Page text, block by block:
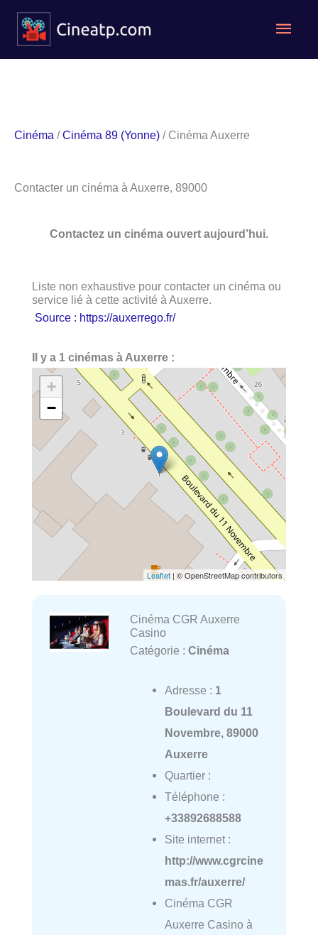
Aller
Cinéma /Cinéma 89 (Yonne) / Cinéma Auxerre
Contacter un cinéma à Auxerre, 89000
Contactez un cinéma ouvert aujourd’hui.
Liste non exhaustive pour contacter un cinéma ou
service lié à cette activité à Auxerre.
Source : https://auxerrego.fr/
Il y a 1 cinémas à Auxerre :
+
−
Leaflet | © OpenStreetMap contributors
Cinéma CGR Auxerre
Casino
Catégorie : Cinéma
Adresse : 1
Boulevard du 11
Novembre, 89000
Auxerre
Quartier :
Téléphone :
+33892688588
Site internet :
http://www.cgrcine
mas.fr/auxerre/
Cinéma CGR
Auxerre Casino à